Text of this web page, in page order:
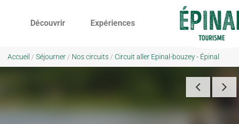
Découvrir Expériences
Accueil / Séjourner / Nos circuits / Circuit aller Epinal-bouzey - Épinal